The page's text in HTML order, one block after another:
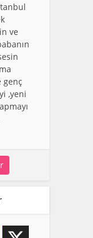
ve
genç
,yeni